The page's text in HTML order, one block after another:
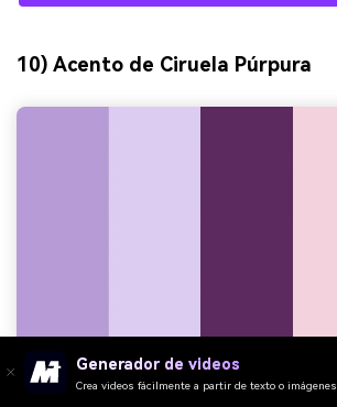
10) Acento de Ciruela Púrpura
Generador de videos
Crea videos fácilmente a partir de texto o imágenes